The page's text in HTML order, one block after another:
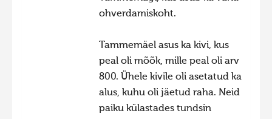
Hiite kuvavõistlus 2018
Hiite kuvavõistlus 2015
Hiite kuvavõistlus 2014
ohverdamiskoht.
Tammemäel asus ka kivi, kus
peal oli mõõk, mille peal oli arv
800. Ühele kivile oli asetatud ka
alus, kuhu oli jäetud raha. Neid
paiku külastades tundsin